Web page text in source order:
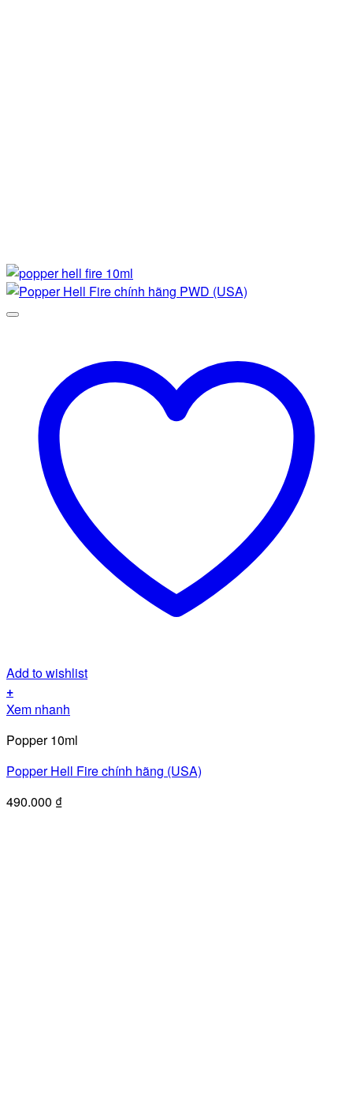
Add to wishlist
+
Xem nhanh
Popper 10ml
Popper Hell Fire chính hãng (USA)
490.000 ₫